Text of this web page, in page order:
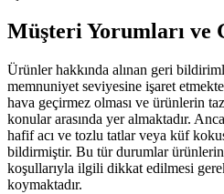
Müşteri Yorumları
Ürünler hakkında alınan geri
memnuniyet seviyesine işaret
hava geçirmez olması ve ürünlerin
konular arasında yer almaktadır.
hafif acı ve tozlu tatlar veya küf
bildirmiştir. Bu tür durumlar
koşullarıyla ilgili dikkat edilmesi
koymaktadır.